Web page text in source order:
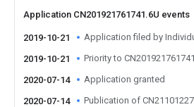
Application CN201921761741.6U events
2019-10-21 Application filed by
2019-10-21 Priority to
2020-07-14 Application granted
2020-07-14 Publication of